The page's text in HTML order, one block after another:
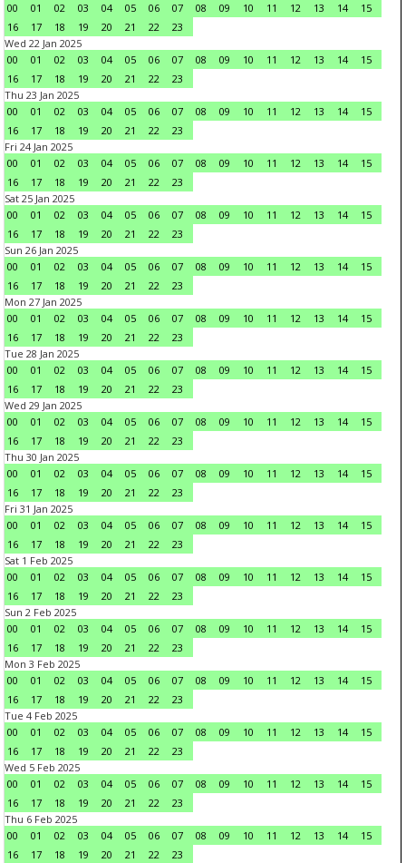
00
01 02 03 04 05 06 07 08 09 10 11 12 13 14
15
16
17 18 19 20 21 22
23
Wed 22 Jan 2025
00
01 02 03 04 05 06 07 08 09 10 11 12 13 14
15
16
17 18 19 20 21 22
23
Thu 23 Jan 2025
00
01 02 03 04 05 06 07 08 09 10 11 12 13 14
15
16
17 18 19 20 21 22
23
Fri 24 Jan 2025
00
01 02 03 04 05 06 07 08 09 10 11 12 13 14
15
16
17 18 19 20 21 22
23
Sat 25 Jan 2025
00
01 02 03 04 05 06 07 08 09 10 11 12 13 14
15
16
17 18 19 20 21 22
23
Sun 26 Jan 2025
00
01 02 03 04 05 06 07 08 09 10 11 12 13 14
15
16
17 18 19 20 21 22
23
Mon 27 Jan 2025
00
01 02 03 04 05 06 07 08 09 10 11 12 13 14
15
16
17 18 19 20 21 22
23
Tue 28 Jan 2025
00
01 02 03 04 05 06 07 08 09 10 11 12 13 14
15
16
17 18 19 20 21 22
23
Wed 29 Jan 2025
00
01 02 03 04 05 06 07 08 09 10 11 12 13 14
15
16
17 18 19 20 21 22
23
Thu 30 Jan 2025
00
01 02 03 04 05 06 07 08 09 10 11 12 13 14
15
16
17 18 19 20 21 22
23
Fri 31 Jan 2025
00
01 02 03 04 05 06 07 08 09 10 11 12 13 14
15
16
17 18 19 20 21 22
23
Sat 1 Feb 2025
00
01 02 03 04 05 06 07 08 09 10 11 12 13 14
15
16
17 18 19 20 21 22
23
Sun 2 Feb 2025
00
01 02 03 04 05 06 07 08 09 10 11 12 13 14
15
16
17 18 19 20 21 22
23
Mon 3 Feb 2025
00
01 02 03 04 05 06 07 08 09 10 11 12 13 14
15
16
17 18 19 20 21 22
23
Tue 4 Feb 2025
00
01 02 03 04 05 06 07 08 09 10 11 12 13 14
15
16
17 18 19 20 21 22
23
Wed 5 Feb 2025
00
01 02 03 04 05 06 07 08 09 10 11 12 13 14
15
16
17 18 19 20 21 22
23
Thu 6 Feb 2025
00
01 02 03 04 05 06 07 08 09 10 11 12 13 14
15
16
17 18 19 20 21 22
23